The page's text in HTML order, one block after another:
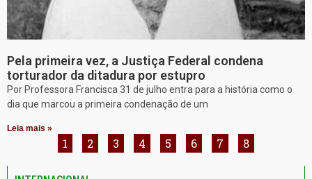
Pela primeira vez, a Justiça Federal condena
torturador da ditadura por estupro
Por Professora Francisca 31 de julho entra para a história como o
dia que marcou a primeira condenação de um
Leia mais »
1 2 3 4 5 6 7 8